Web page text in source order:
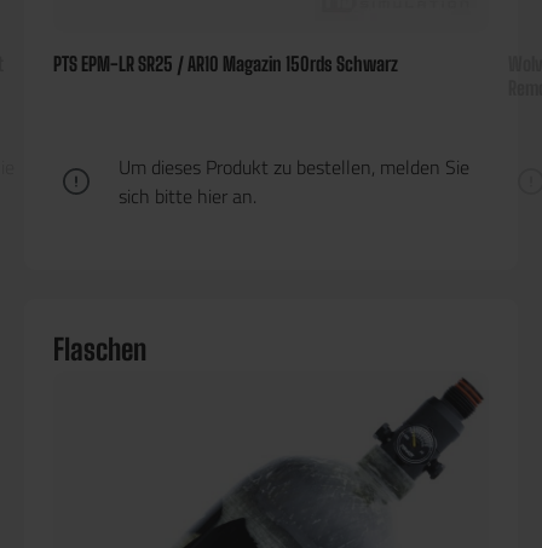
PTS EPM-LR SR25 / AR10 Magazin 150rds Schwarz
Um dieses Produkt zu bestellen, melden Sie
sich bitte hier an.
Flaschen